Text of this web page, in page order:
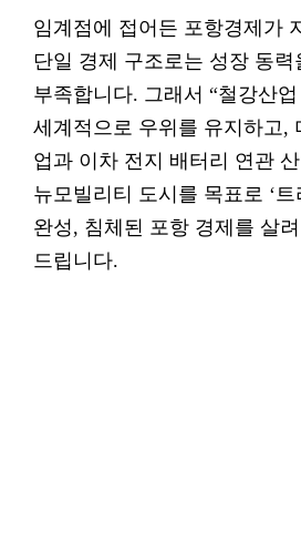
임계점에 접어든 포항경제가
단일 경제 구조로는 성장 동력
부족합니다. 그래서 “철강산
세계적으로 우위를 유지하고,
업과 이차 전지 배터리 연관
뉴모빌리티 도시를 목표로 ‘
완성, 침체된 포항 경제를 살
드립니다.